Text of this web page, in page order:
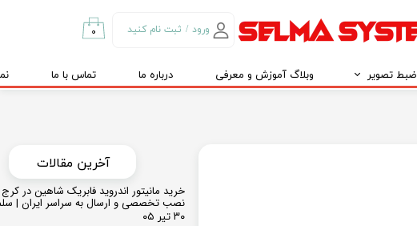
ورود / ثبت نام کنید
تغییر گذر واژه
۰
ضبط تصویر وبلاگ آموزش و معرفی درباره ما تماس با ما
خرید مانیتور اندروید فابریک شاهین در
نصب تخصصی و ارسال به سراسر ایران |
۳۰ تیر ۰۵
​​آخرین مقالات